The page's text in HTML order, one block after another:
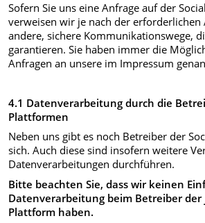
Sofern Sie uns eine Anfrage auf der
verweisen wir je nach der
andere, sichere Kommunikationswege,
garantieren. Sie haben immer die
Anfragen an unsere im Impressum
4.1 Datenverarbeitung durch die
Plattformen
Neben uns gibt es noch Betreiber der
sich. Auch diese sind insofern weitere
Datenverarbeitungen durchführen.
Bitte beachten Sie, dass wir keinen
Datenverarbeitung beim Betreiber der
Plattform haben.